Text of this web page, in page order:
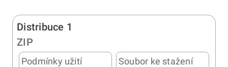
Distribuce 1
ZIP
Podmínky užití
Soubor ke stažení